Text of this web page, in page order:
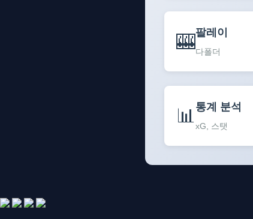
🎰팔레이
다폴더
📊 통계 분석
xG, 스탯